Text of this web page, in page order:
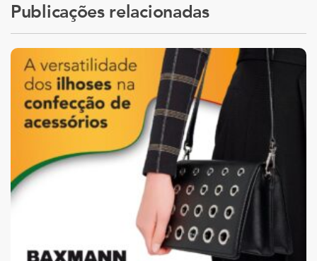
Publicações relacionadas